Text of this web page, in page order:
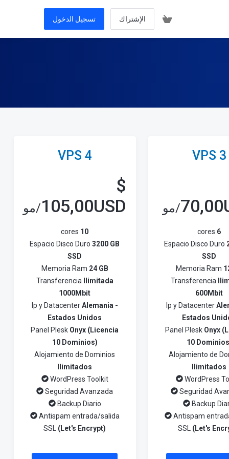
الإشتراك تسجيل الدخول
VPS 3
/مو
cores 6
Espacio Disco Duro
SSD
Memoria Ram
Transferencia
600Mbit
Ip y Datacenter
Estados
Panel Plesk Onyx
10
Alojamiento de
Ilimitados
WordPress
Seguridad
Backup
Antispam
SSL (Let's
VPS 4
$
105,00USD/مو
cores 10
Espacio Disco Duro3200 GB
SSD
Memoria Ram 24 GB
Transferencia
Ilimitada
1000Mbit
Ip y DatacenterAlemania -
Estados Unidos
Panel Plesk Onyx (Licencia
10 Dominios)
Alojamiento de Dominios
Ilimitados
WordPress Toolkit
Seguridad Avanzada
Backup Diario
Antispam entrada/salida
SSL (Let's Encrypt)